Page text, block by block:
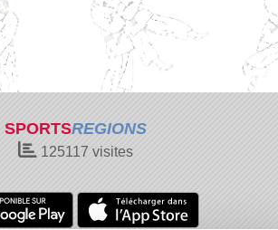
SPORTSREGIONS
125117 visites